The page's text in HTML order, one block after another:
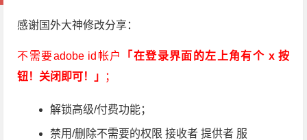
感谢国外大神修改分享：
不需要adobe id帐户
「在登录界面的左上角有个 x 按
钮！关闭即可！」
；
解锁高级/付费功能；
禁用/删除不需要的权限 接收者 提供者 服